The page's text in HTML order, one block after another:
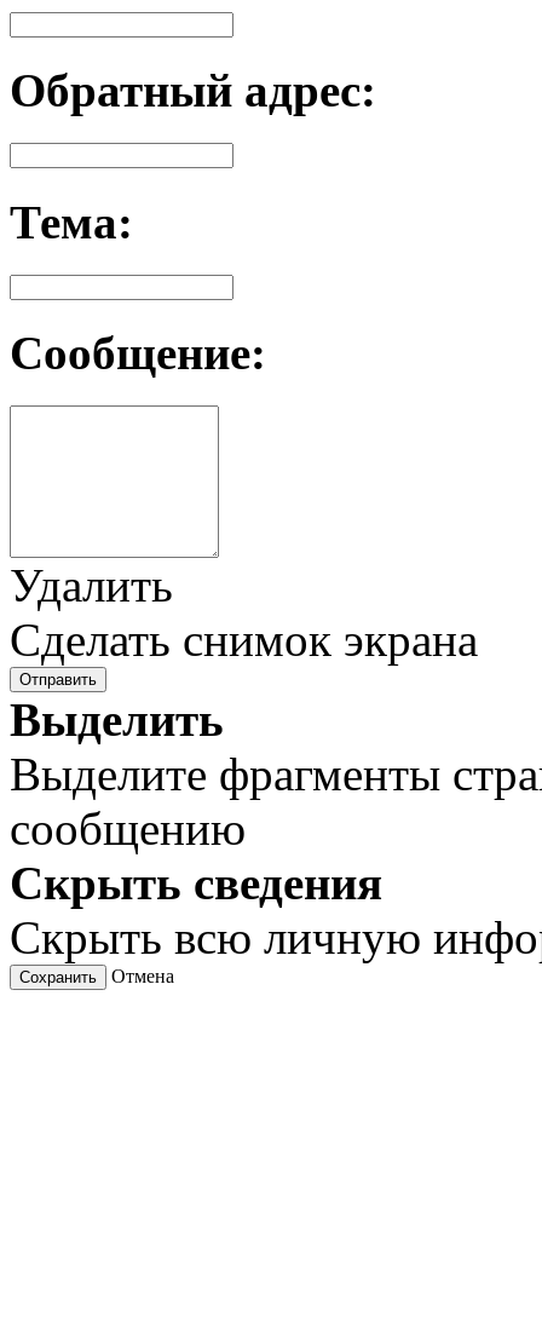
Обратный адрес:
Тема:
Сообщение:
Удалить
Сделать снимок экрана
Отправить
Выделить
Выделите фрагменты
сообщению
Скрыть сведения
Скрыть всю личную
Сохранить Отмена